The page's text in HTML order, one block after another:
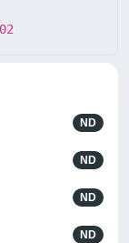
ND
ND
ND
ND